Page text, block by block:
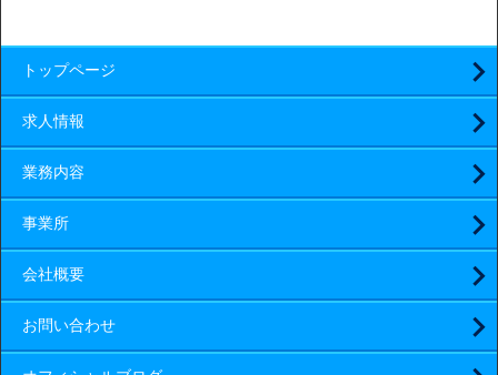
トップページ
求人情報
業務内容
事業所
会社概要
お問い合わせ